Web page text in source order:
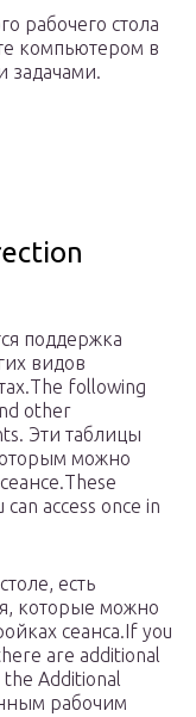
рабочего стола
компьютером в
задачами.
поддержка
видов
following
other
Эти таблицы
можно
access once in
есть
которые можно
сеанса.If you
are additional
Additional
рабочим